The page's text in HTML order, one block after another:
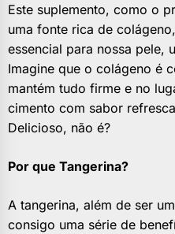
Este suplemento, como o
uma fonte rica de
essencial para nossa pele,
Imagine que o colágeno é
mantém tudo firme e no
cimento com sabor
Delicioso, não é?
Por que Tangerina?
A tangerina, além de ser
consigo uma série de